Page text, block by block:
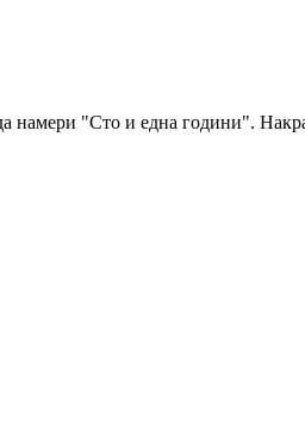
"Сто и една години".